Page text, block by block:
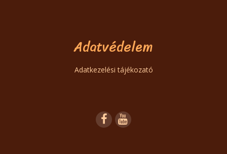
Adatvédelem
Adatkezelési tájékozató